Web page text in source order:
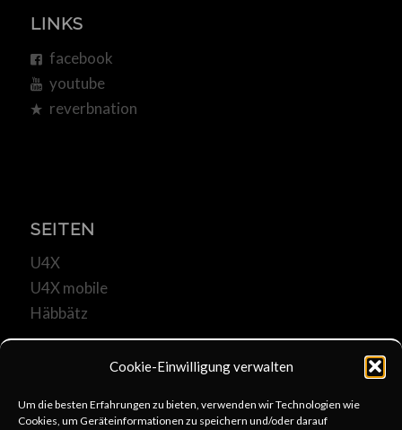
Cookie-Einwilligung verwalten
Um die besten Erfahrungen zu bieten, verwenden wir Technologien wie
Cookies, um Geräteinformationen zu speichern und/oder darauf
LINKS
facebook
youtube
reverbnation
SEITEN
U4X
U4X mobile
Häbbätz